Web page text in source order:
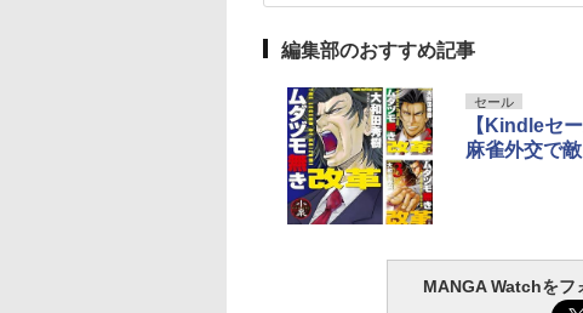
編集部のおすすめ記事
セール
【Kindleセ
麻雀外交で
MANGA Watchをフ